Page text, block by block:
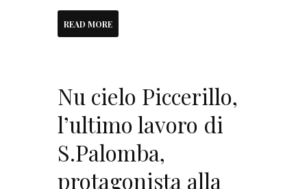
READ MORE
Nu cielo Piccerillo,
l’ultimo lavoro di
S.Palomba,
protagonista alla